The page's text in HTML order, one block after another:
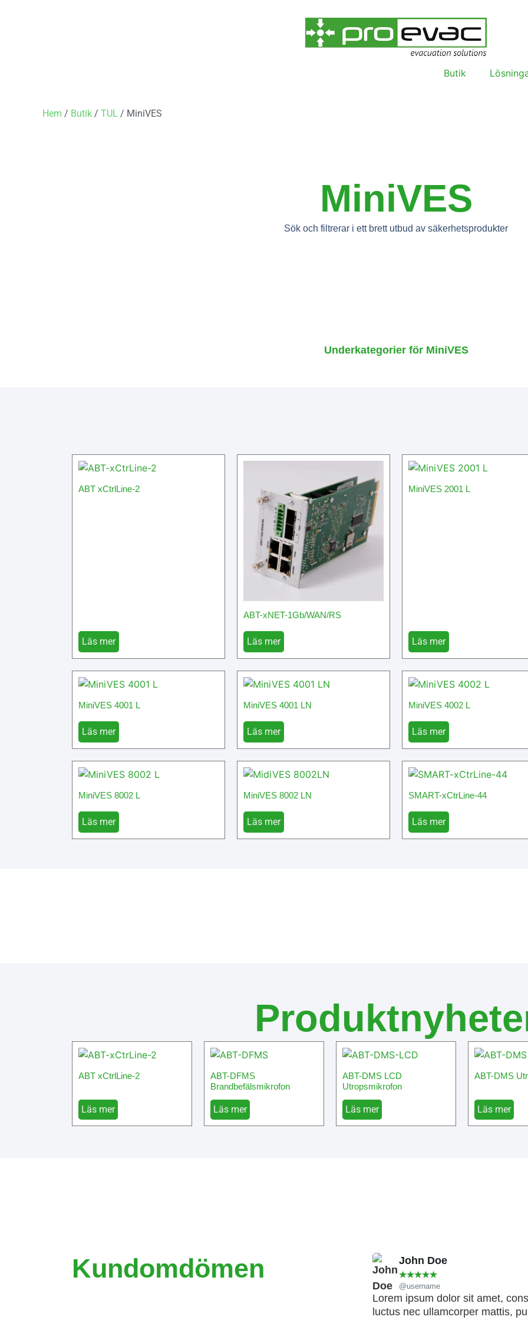
Butik
Hem / Butik / TUL / MiniVES
MiniVES
Sök och filtrerar i ett brett utbud av säkerhetsprodukter
Underkategorier för MiniVES
ABT xCtrlLine-2
Läs mer
ABT-xNET-1Gb/WAN/RS
Läs mer
MiniVES 2001 L
Läs mer
MiniVES 4001 L
Läs mer
MiniVES 4001 LN
Läs mer
MiniVES 4002 L
Läs mer
MiniVES 8002 L
Läs mer
MiniVES 8002 LN
Läs mer
SMART-xCtrLine-44
Läs mer
ABT xCtrlLine-2
Läs mer
ABT-DFMS
Brandbefälsmikrofon
Läs mer
ABT-DMS LCD
Utropsmikrofon
Läs mer
ABT-DMS
Läs mer
Kundomdömen John Doe
☆☆☆☆☆
@username
Lorem ipsum dolor sit amet,
luctus nec ullamcorper mattis,